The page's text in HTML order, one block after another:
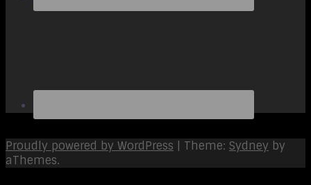
Proudly powered by WordPress Theme: Sydney by
aThemes.